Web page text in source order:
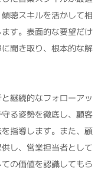
聴スキルを活かして相
す。表面的な要望だけ
聞き取り、根本的な解
継続的なフォローアッ
る姿勢を徹底し、顧客
指導します。また、顧
し、営業担当者として
の価値を認識してもら